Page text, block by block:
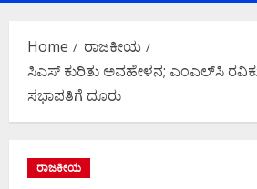
Home
ರಾಜಕೀಯ
ಸಿಎಸ್‌ ಕುರಿತು ಅವಹೇಳನ; ಎಂಎಲ್‌ಸಿ
ಸಭಾಪತಿಗೆ ದೂರು
ರಾಜಕೀಯ